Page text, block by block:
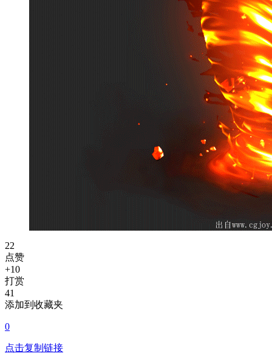
22
点赞
+10
打赏
41
添加到收藏夹
0
点击复制链接